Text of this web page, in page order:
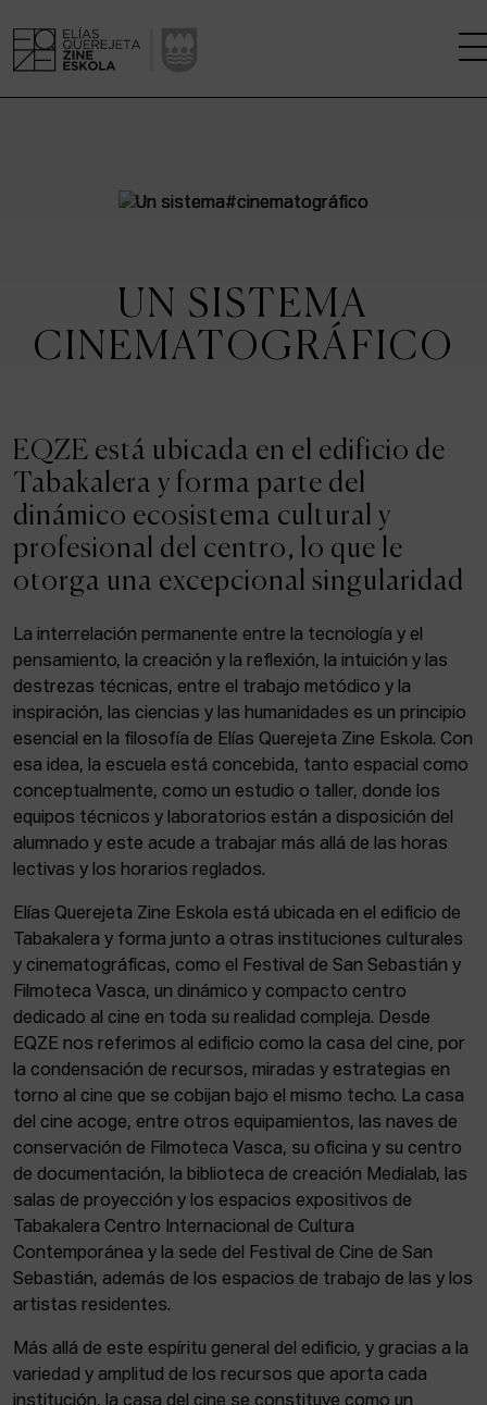
CENTRO DE INVESTIGACIÓN
KINOFABRIKA
LA CASA DEL CINE
ACTUALIDAD
Admisión
Intranet
Facebook Equis Instagram
© Elías Querejeta Zine Eskola 2026
Tabakalera · Andre zigarrogileak plaza, 1
20012 Donostia / San Sebastián
T. 0034 943 545 005
E. info@zine-eskola.eus
UN SISTEMA
CINEMATOGRÁFICO
EQZE está ubicada en el edificio de
Tabakalera y forma parte del
dinámico ecosistema cultural y
profesional del centro, lo que le
otorga una excepcional singularidad
La interrelación permanente entre la tecnología y el
pensamiento, la creación y la reflexión, la intuición y las
destrezas técnicas, entre el trabajo metódico y la
inspiración, las ciencias y las humanidades es un principio
esencial en la filosofía de Elías Querejeta Zine Eskola. Con
esa idea, la escuela está concebida, tanto espacial como
conceptualmente, como un estudio o taller, donde los
equipos técnicos y laboratorios están a disposición del
alumnado y este acude a trabajar más allá de las horas
lectivas y los horarios reglados.
Elías Querejeta Zine Eskola está ubicada en el edificio de
Tabakalera y forma junto a otras instituciones culturales
y cinematográficas, como el Festival de San Sebastián y
Filmoteca Vasca, un dinámico y compacto centro
dedicado al cine en toda su realidad compleja. Desde
EQZE nos referimos al edificio como la casa del cine, por
la condensación de recursos, miradas y estrategias en
torno al cine que se cobijan bajo el mismo techo. La casa
del cine acoge, entre otros equipamientos, las naves de
conservación de Filmoteca Vasca, su oficina y su centro
de documentación, la biblioteca de creación Medialab, las
salas de proyección y los espacios expositivos de
Tabakalera Centro Internacional de Cultura
Contemporánea y la sede del Festival de Cine de San
Sebastián, además de los espacios de trabajo de las y los
artistas residentes.
Más allá de este espíritu general del edificio, y gracias a la
variedad y amplitud de los recursos que aporta cada